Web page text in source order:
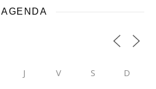
AGENDA
J V S D